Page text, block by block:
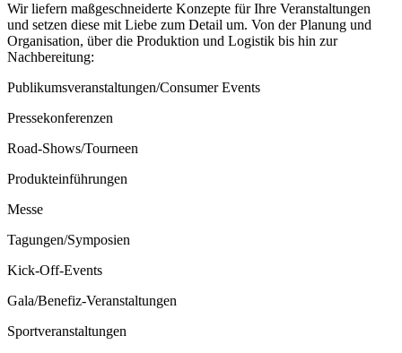
Wir liefern maßgeschneiderte Konzepte für Ihre Veranstaltungen
und setzen diese mit Liebe zum Detail um. Von der Planung und
Organisation, über die Produktion und Logistik bis hin zur
Nachbereitung:
Publikumsveranstaltungen/Consumer Events
Pressekonferenzen
Road-Shows/Tourneen
Produkteinführungen
Messe
Tagungen/Symposien
Kick-Off-Events
Gala/Benefiz-Veranstaltungen
Sportveranstaltungen